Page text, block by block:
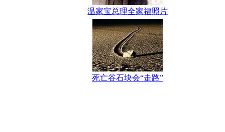
温家宝总理全家福照片
死亡谷石块会“走路”